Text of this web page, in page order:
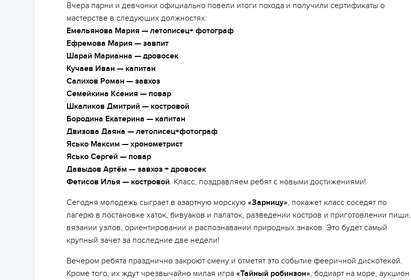
Вчера парни и девчонки официально повели итоги похода и получили сертификаты о
мастерстве в следующих должностях:
Емельянова Мария — летописец+ фотограф
Ефремова Мария — завпит
Шарай Марианна — дровосек
Кучаев Иван — капитан
Салихов Роман — завхоз
Семейкина Ксения — повар
Шкаликов Дмитрий — костровой
Бородина Екатерина — капитан
Двизова Даяна — летописец+фотограф
Ясько Максим — хронометрист
Ясько Сергей — повар
Давыдов Артём — завхоз + дровосек
Фетисов Илья — костровой. Класс, поздравляем ребят с новыми достижениями!
Сегодня молодежь сыграет в азартную морскую «Зарницу», покажет класс соседят по
лагерю в постановке хаток, бивуаков и палаток, разведении костров и приготовлении пищи,
вязании узлов, ориентировании и распознавании природных знаков. Это будет самый
крупный зачет за последние две недели!
Вечером ребята празднично закроют смену и отметят это событие фееричной дискотекой.
Кроме того, их ждут чрезвычайно милая игра «Тайный робинзон», бодиарт на море, аукцион